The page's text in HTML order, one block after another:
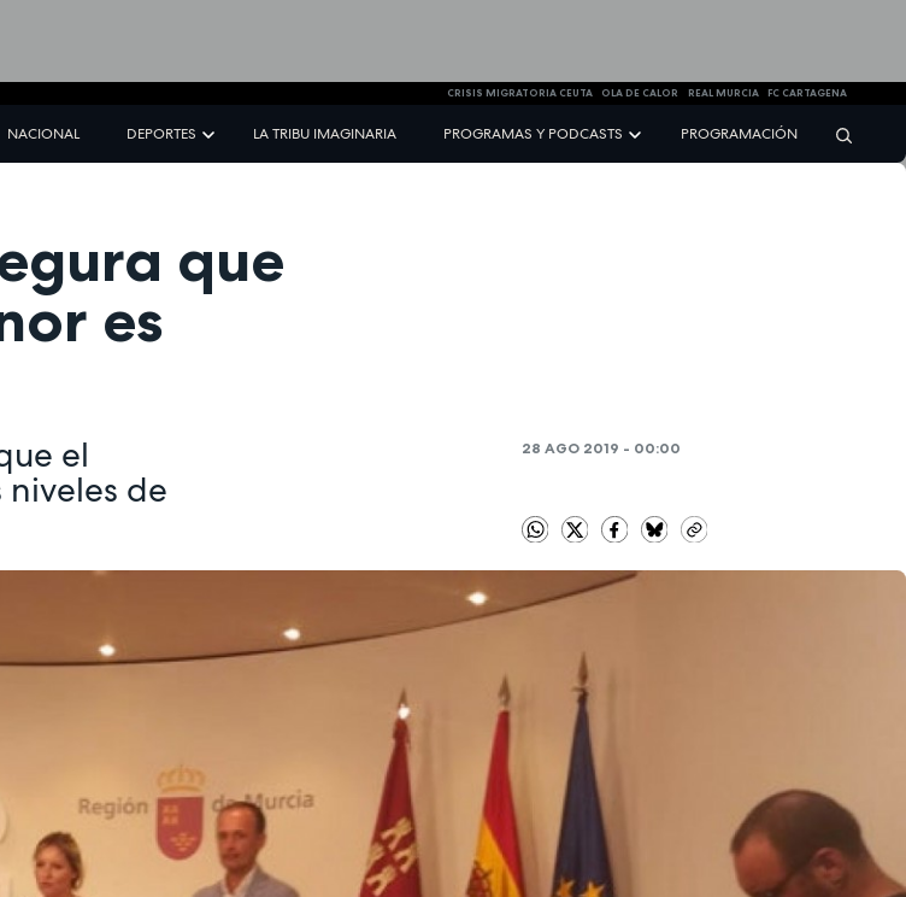
CRISIS MIGRATORIA CEUTA OLA DE CALOR REAL MURCIA FC CARTAGENA
NACIONAL DEPORTES LA TRIBU IMAGINARIA PROGRAMAS Y PODCASTS PROGRAMACIÓN
que
es
el
de
28 AGO 2019 - 00:00